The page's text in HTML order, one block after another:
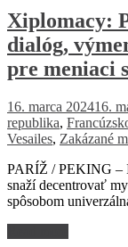
Xiplomacy:
dialóg,
pre meniaci
16. marca 202416.
republika,
Vesailes, Zakázané
PARÍŽ / PEKING –
snaží decentrovať
spôsobom